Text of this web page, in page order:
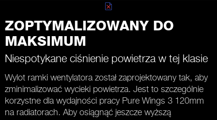
ZOPTYMALIZOWANY DO
MAKSIMUM
Niespotykane ciśnienie powietrza w tej klasie
Wylot ramki wentylatora został zaprojektowany tak, aby
zminimalizować wycieki powietrza. Jest to szczególnie
korzystne dla wydajności pracy Pure Wings 3 120mm
na radiatorach. Aby osiągnąć jeszcze wyższą